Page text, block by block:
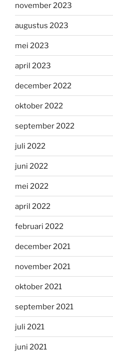
november 2023
augustus 2023
mei 2023
april 2023
december 2022
oktober 2022
september 2022
juli 2022
juni 2022
mei 2022
april 2022
februari 2022
december 2021
november 2021
oktober 2021
september 2021
juli 2021
juni 2021